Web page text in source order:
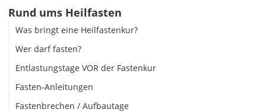
Rund ums Heilfasten
Was bringt eine Heilfastenkur?
Wer darf fasten?
Entlastungstage VOR der Fastenkur
Fasten-Anleitungen
Fastenbrechen / Aufbautage